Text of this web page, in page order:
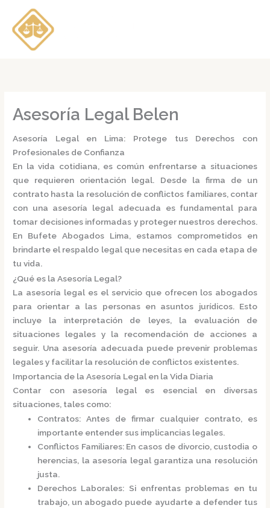
contenido
Asesoría Legal Belen
Asesoría Legal en Lima: Protege tus Derechos con
Profesionales de Confianza
En la vida cotidiana, es común enfrentarse a situaciones
que requieren orientación legal. Desde la firma de un
contrato hasta la resolución de conflictos familiares, contar
con una asesoría legal adecuada es fundamental para
tomar decisiones informadas y proteger nuestros derechos.
En Bufete Abogados Lima, estamos comprometidos en
brindarte el respaldo legal que necesitas en cada etapa de
tu vida.​
¿Qué es la Asesoría Legal?
La asesoría legal es el servicio que ofrecen los abogados
para orientar a las personas en asuntos jurídicos. Esto
incluye la interpretación de leyes, la evaluación de
situaciones legales y la recomendación de acciones a
seguir. Una asesoría adecuada puede prevenir problemas
legales y facilitar la resolución de conflictos existentes.​
Importancia de la Asesoría Legal en la Vida Diaria
Contar con asesoría legal es esencial en diversas
situaciones, tales como:​
Contratos: Antes de firmar cualquier contrato, es
importante entender sus implicancias legales.
Conflictos Familiares: En casos de divorcio, custodia o
herencias, la asesoría legal garantiza una resolución
justa.
Derechos Laborales: Si enfrentas problemas en tu
trabajo, un abogado puede ayudarte a defender tus